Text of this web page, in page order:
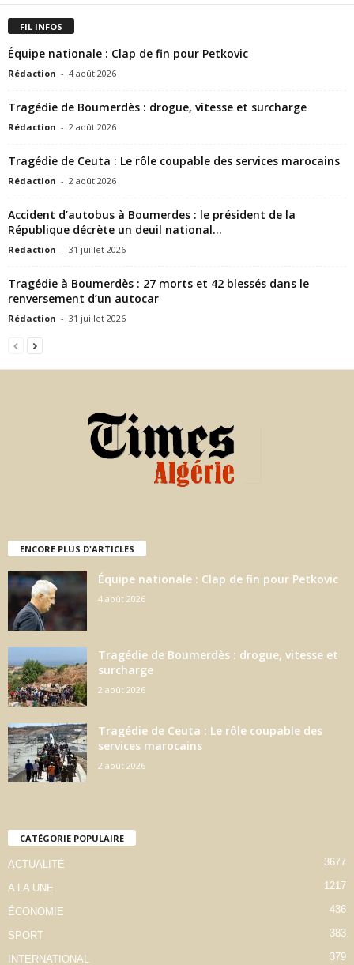
FIL INFOS
Équipe nationale : Clap de fin pour Petkovic
Rédaction - 4 août 2026
Tragédie de Boumerdès : drogue, vitesse et surcharge
Rédaction - 2 août 2026
Tragédie de Ceuta : Le rôle coupable des services marocains
Rédaction - 2 août 2026
Accident d’autobus à Boumerdes : le président de la
République décrète un deuil national...
Rédaction - 31 juillet 2026
Tragédie à Boumerdès : 27 morts et 42 blessés dans le
renversement d’un autocar
Rédaction - 31 juillet 2026
ENCORE PLUS D'ARTICLES
Équipe nationale : Clap de fin pour Petkovic
4 août 2026
Tragédie de Boumerdès : drogue, vitesse et
surcharge
2 août 2026
Tragédie de Ceuta : Le rôle coupable des
services marocains
2 août 2026
CATÉGORIE POPULAIRE
ACTUALITÉ 3677
A LA UNE 1217
ÉCONOMIE 436
SPORT 383
INTERNATIONAL 379